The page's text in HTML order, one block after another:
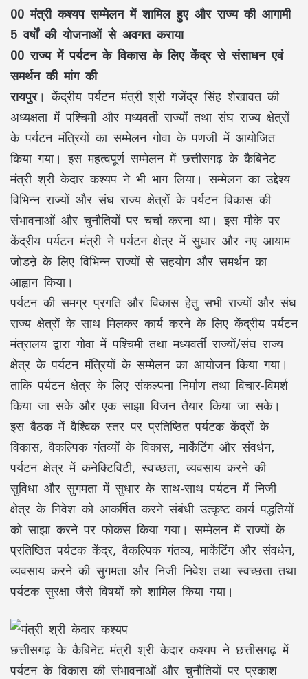
00 मंत्री कश्यप सम्मेलन में शामिल हुए और राज्य की आगामी
5 वर्षों की योजनाओं से अवगत कराया
00 राज्य में पर्यटन के विकास के लिए केंद्र से संसाधन एवं
समर्थन की मांग की
रायपुर। केंद्रीय पर्यटन मंत्री श्री गजेंद्र सिंह शेखावत की
अध्यक्षता में पश्चिमी और मध्यवर्ती राज्यों तथा संघ राज्य क्षेत्रों
के पर्यटन मंत्रियों का सम्मेलन गोवा के पणजी में आयोजित
किया गया। इस महत्वपूर्ण सम्मेलन में छत्तीसगढ़ के कैबिनेट
मंत्री श्री केदार कश्यप ने भी भाग लिया। सम्मेलन का उद्देश्य
विभिन्न राज्यों और संघ राज्य क्षेत्रों के पर्यटन विकास की
संभावनाओं और चुनौतियों पर चर्चा करना था। इस मौके पर
केंद्रीय पर्यटन मंत्री ने पर्यटन क्षेत्र में सुधार और नए आयाम
जोडऩे के लिए विभिन्न राज्यों से सहयोग और समर्थन का
आह्वान किया।
पर्यटन की समग्र प्रगति और विकास हेतु सभी राज्यों और संघ
राज्य क्षेत्रों के साथ मिलकर कार्य करने के लिए केंद्रीय पर्यटन
मंत्रालय द्वारा गोवा में पश्चिमी तथा मध्यवर्ती राज्यों/संघ राज्य
क्षेत्र के पर्यटन मंत्रियों के सम्मेलन का आयोजन किया गया।
ताकि पर्यटन क्षेत्र के लिए संकल्पना निर्माण तथा विचार-विमर्श
किया जा सके और एक साझा विजन तैयार किया जा सके।
इस बैठक में वैश्विक स्तर पर प्रतिष्ठित पर्यटक केंद्रों के
विकास, वैकल्पिक गंतव्यों के विकास, मार्केटिंग और संवर्धन,
पर्यटन क्षेत्र में कनेक्टिविटी, स्वच्छता, व्यवसाय करने की
सुविधा और सुगमता में सुधार के साथ-साथ पर्यटन में निजी
क्षेत्र के निवेश को आकर्षित करने संबंधी उत्कृष्ट कार्य पद्धतियों
को साझा करने पर फोकस किया गया। सम्मेलन में राज्यों के
प्रतिष्ठित पर्यटक केंद्र, वैकल्पिक गंतव्य, मार्केटिंग और संवर्धन,
व्यवसाय करने की सुगमता और निजी निवेश तथा स्वच्छता तथा
पर्यटक सुरक्षा जैसे विषयों को शामिल किया गया।
छत्तीसगढ़ के कैबिनेट मंत्री श्री केदार कश्यप ने छत्तीसगढ़ में
पर्यटन के विकास की संभावनाओं और चुनौतियों पर प्रकाश